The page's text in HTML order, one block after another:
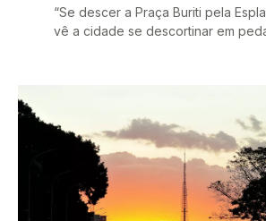
“Se descer a Praça Buriti pela
vê a cidade se descortinar em